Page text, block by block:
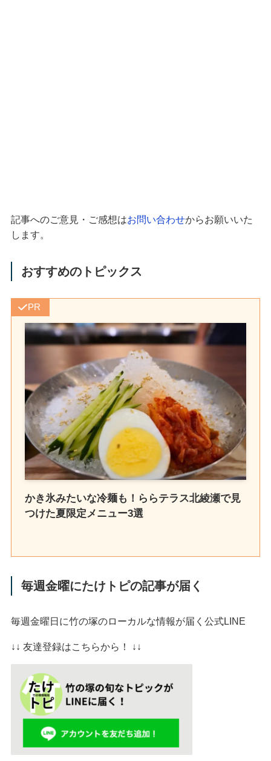
記事へのご意見・ご感想はお問い合わせからお願いいた
します。
おすすめのトピックス
PR
かき氷みたいな冷麺も！ららテラス北綾瀬で見
つけた夏限定メニュー3選
毎週金曜にたけトピの記事が届く
毎週金曜日に竹の塚のローカルな情報が届く公式LINE
↓↓ 友達登録はこちらから！ ↓↓